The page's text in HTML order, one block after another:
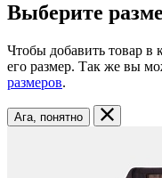
Выберите
Чтобы добавить товар в
его размер. Так же вы
размеров.
Ага, понятно